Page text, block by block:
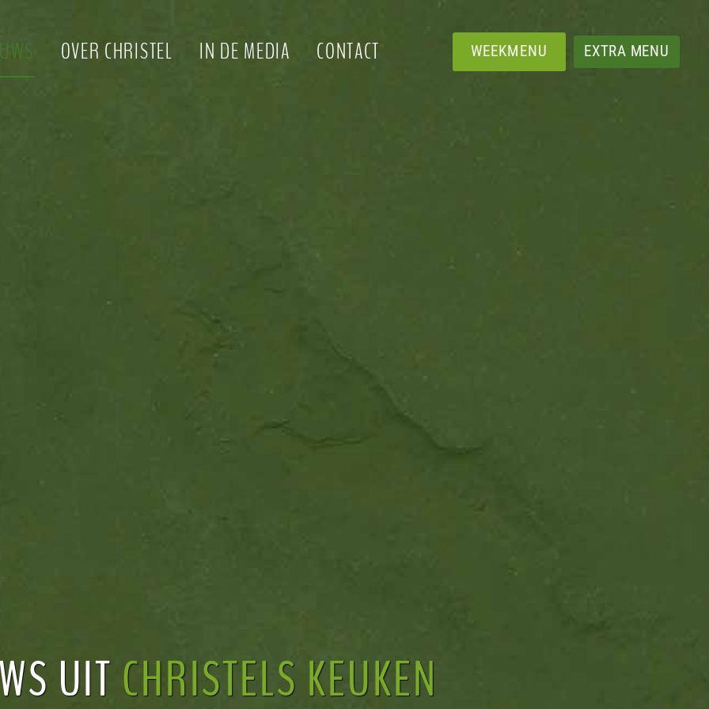
OVER CHRISTEL IN DE MEDIA CONTACT WEEKMENU EXTRA MENU
UITCHRISTELS KEUKEN